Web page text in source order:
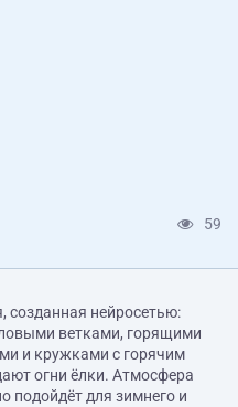
59
созданная нейросетью:
ветками, горящими
и кружками с горячим
огни ёлки. Атмосфера
подойдёт для зимнего и